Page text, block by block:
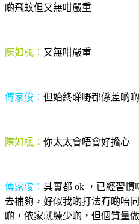
啲飛蚊但又無咁嚴重
陳如楓： 又無咁嚴重
傅家俊： 但始終睇嘢都係差啲啲
陳如楓： 你太太會唔會好擔心
傅家俊： 其實都 ok ，已經習慣
去補夠，好似我啲打法有啲唔
啲，依家就練少啲，但個質量